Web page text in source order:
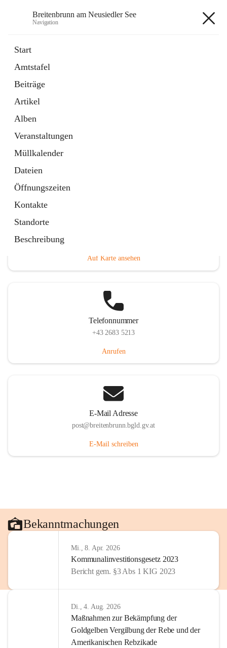
Breitenbrunn am Neusiedler See
Navigation
Start
Amtstafel
Beiträge
Artikel
Alben
Veranstaltungen
Müllkalender
Dateien
Öffnungszeiten
Kontakte
Standorte
Beschreibung
18 Schnellzugriffe
Gemeindeservice
Auf Karte ansehen
Telefonnummer
+43 2683 5213
Anrufen
E-Mail Adresse
post@breitenbrunn.bgld.gv.at
E-Mail schreiben
Bekanntmachungen
Mi., 8. Apr. 2026
Kommunalinvestitionsgesetz 2023
Bericht gem. §3 Abs 1 KIG 2023
Di., 4. Aug. 2026
Maßnahmen zur Bekämpfung der
Goldgelben Vergilbung der Rebe und der
Amerikanischen Rebzikade